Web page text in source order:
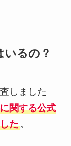
いるの？
しました
関する公式
た。